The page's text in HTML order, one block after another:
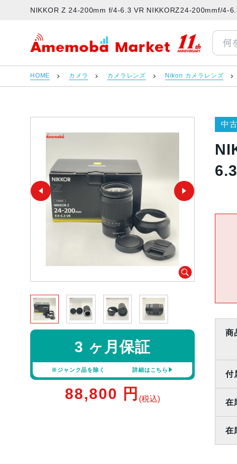
NIKKOR Z 24-200mm f/4-6.3 VR NIKKORZ24-200mmf/4-
アメモバマーケット
HOME カメラ カメラレンズ Nikon カメラレンズ
中
3 ヶ月保証
※ジャンク品を除く 詳細はこちら
88,800 円 (税込)
商
付
在
在